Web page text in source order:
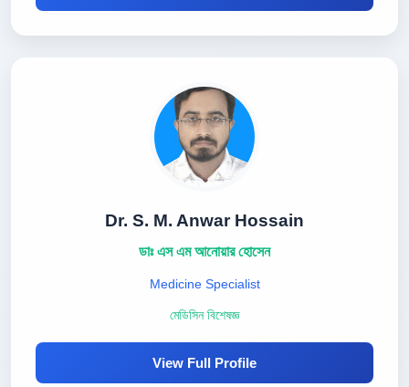
Dr. S. M. Anwar Hossain
ডাঃ এস এম আনোয়ার হোসেন
Medicine Specialist
মেডিসিন বিশেষজ্ঞ
View Full Profile